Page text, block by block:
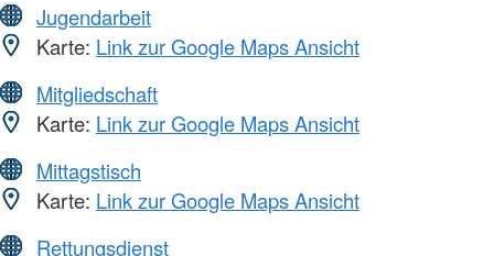
Jugendarbeit
Karte: Link zur Google Maps Ansicht
Mitgliedschaft
Karte: Link zur Google Maps Ansicht
Mittagstisch
Karte: Link zur Google Maps Ansicht
Rettungsdienst